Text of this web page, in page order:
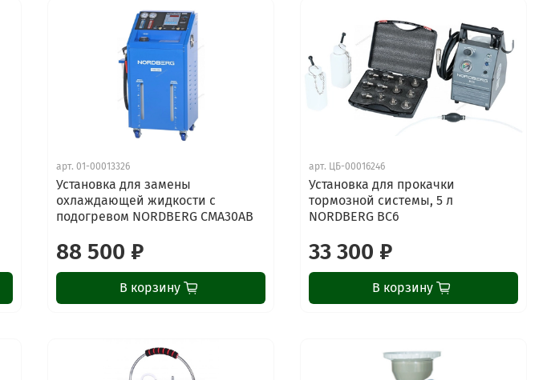
арт.01-00013326
Установка для замены
охлаждающей жидкости с
подогревом NORDBERG CMA30AB
88 500 ₽
В корзину
арт. ЦБ-00016246
Установка для прокачки
тормозной системы, 5 л
NORDBERG BC6
33 300 ₽
В корзину